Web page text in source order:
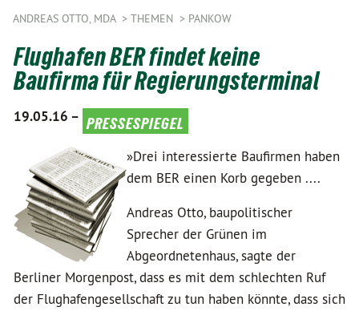
ANDREAS OTTO, MDA THEMEN PANKOW
Flughafen BER findet keine
Baufirma für Regierungsterminal
19.05.16 – pressespiegel
»Drei interessierte Baufirmen haben
dem BER einen Korb gegeben ....
Andreas Otto, baupolitischer
Sprecher der Grünen im
Abgeordnetenhaus, sagte der
Berliner Morgenpost, dass es mit dem schlechten Ruf
der Flughafengesellschaft zu tun haben könnte, dass sich